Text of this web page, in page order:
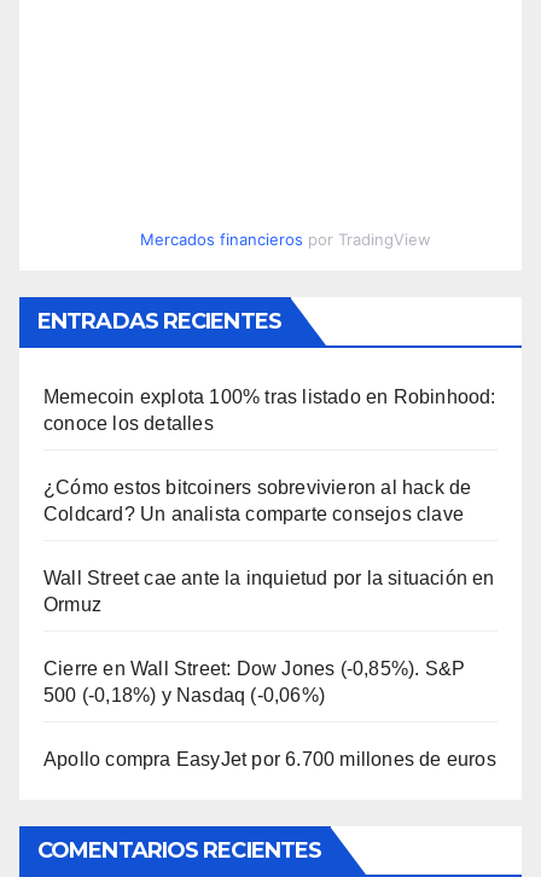
Mercados financieros por TradingView
ENTRADAS RECIENTES
Memecoin explota 100% tras listado en Robinhood:
conoce los detalles
¿Cómo estos bitcoiners sobrevivieron al hack de
Coldcard? Un analista comparte consejos clave
Wall Street cae ante la inquietud por la situación en
Ormuz
Cierre en Wall Street: Dow Jones (-0,85%). S&P
500 (-0,18%) y Nasdaq (-0,06%)
Apollo compra EasyJet por 6.700 millones de euros
COMENTARIOS RECIENTES